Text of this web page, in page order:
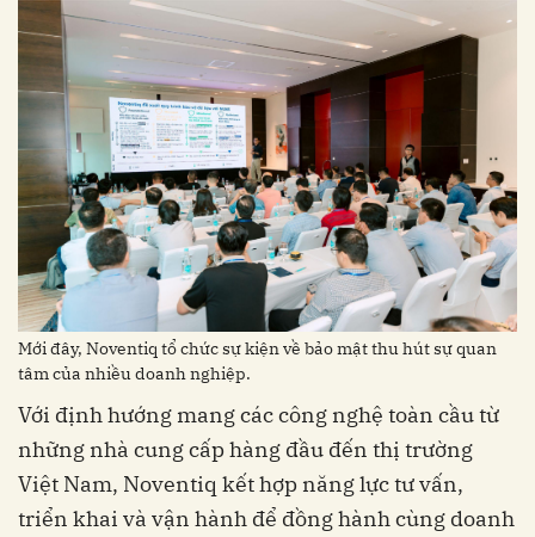
Mới đây, Noventiq tổ chức sự kiện về bảo mật thu hút sự quan
tâm của nhiều doanh nghiệp.
Với định hướng mang các công nghệ toàn cầu từ
những nhà cung cấp hàng đầu đến thị trường
Việt Nam, Noventiq kết hợp năng lực tư vấn,
triển khai và vận hành để đồng hành cùng doanh